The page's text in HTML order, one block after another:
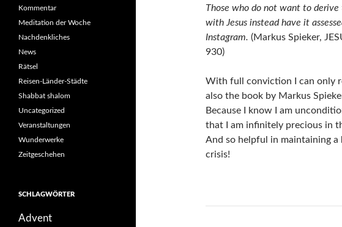
Those who do not want to
with Jesus instead have it
Instagram. (Markus Spieker,
930)
With full conviction I can only
also the book by Markus
Because I know I am
that I am infinitely precious in
And so helpful in maintaining
crisis!
Kommentar
Meditation der Woche
Nachdenkliches
News
Rätsel
Reisen-Länder-Städte
Shabbat shalom
Uncategorized
Veranstaltungen
Wunderwerke
Zeitgeschehen
SCHLAGWÖRTER
Advent